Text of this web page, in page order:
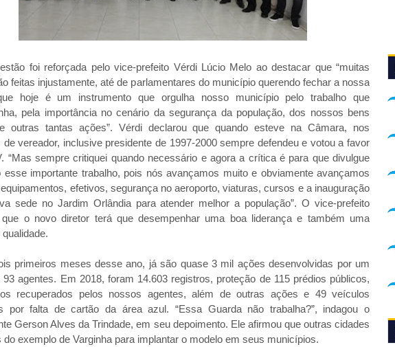
foi reforçada pelo vice-prefeito Vérdi Lúcio Melo ao destacar que “muitas
feitas injustamente, até de parlamentares do município querendo fechar a nossa
hoje é um instrumento que orgulha nosso município pelo trabalho que
pela importância no cenário da segurança da população, dos nossos bens
outras tantas ações”. Vérdi declarou que quando esteve na Câmara, nos
de vereador, inclusive presidente de 1997-2000 sempre defendeu e votou a favor
“Mas sempre critiquei quando necessário e agora a crítica é para que divulgue
esse importante trabalho, pois nós avançamos muito e obviamente avançamos
efetivos, segurança no aeroporto, viaturas, cursos e a inauguração
sede no Jardim Orlândia para atender melhor a população”. O vice-prefeito
que o novo diretor terá que desempenhar uma boa liderança e também uma
primeiros meses desse ano, já são quase 3 mil ações desenvolvidas por um
93 agentes. Em 2018, foram 14.603 registros, proteção de 115 prédios públicos,
recuperados pelos nossos agentes, além de outras ações e 49 veículos
por falta de cartão da área azul. “Essa Guarda não trabalha?”, indagou o
Gerson Alves da Trindade, em seu depoimento. Ele afirmou que outras cidades
do exemplo de Varginha para implantar o modelo em seus municípios.